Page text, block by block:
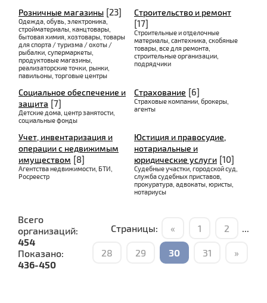
Розничные магазины [23]
Одежда, обувь, электроника,
стройматериалы, канцтовары,
бытовая химия, хозтовары, товары
для спорта / туризма / охоты /
рыбалки, супермаркеты,
продуктовые магазины,
реализаторские точки, рынки,
павильоны, торговые центры
Строительство и ремонт
[17]
Строительные и отделочные
материалы, сантехника, скобяные
товары, все для ремонта,
строительные организации,
подрядчики
Социальное обеспечение и
защита [7]
Детские дома, центр занятости,
социальные фонды
Страхование [6]
Страховые компании, брокеры,
агенты
Учет, инвентаризация и
операции с недвижимым
имуществом [8]
Агентства недвижимости, БТИ,
Росреестр
Юстиция и правосудие,
нотариальные и
юридические услуги [10]
Судебные участки, городской суд,
служба судебных приставов,
прокуратура, адвокаты, юристы,
нотариусы
Всего
организаций:
454
Показано:
436-450
Страницы: « 1 2 ...
28 29 30 31 »